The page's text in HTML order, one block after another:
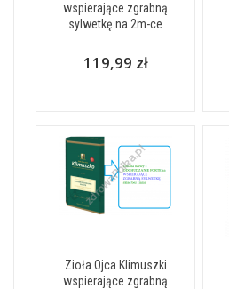
wspierające zgrabną
sylwetkę na 2m-ce
119,99 zł
Zioła Ojca Klimuszki
wspierające zgrabną